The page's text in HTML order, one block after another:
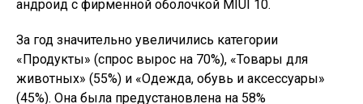
андроид с фирменной оболочкой MIUI 10.
За год значительно увеличились категории
«Продукты» (спрос вырос на 70%), «Товары для
животных» (55%) и «Одежда, обувь и аксессуары»
(45%). Она была предустановлена на 58%